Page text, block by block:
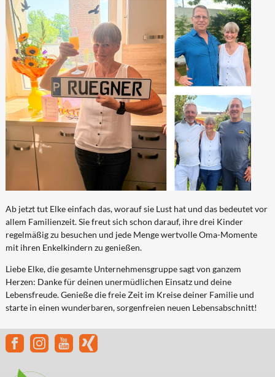
Ab jetzt tut Elke einfach das, worauf sie Lust hat und das bedeutet vor
allem Familienzeit. Sie freut sich schon darauf, ihre drei Kinder
regelmäßig zu besuchen und jede Menge wertvolle Oma-Momente
mit ihren Enkelkindern zu genießen.
Liebe Elke, die gesamte Unternehmensgruppe sagt von ganzem
Herzen: Danke für deinen unermüdlichen Einsatz und deine
Lebensfreude. Genieße die freie Zeit im Kreise deiner Familie und
starte in einen wunderbaren, sorgenfreien neuen Lebensabschnitt!